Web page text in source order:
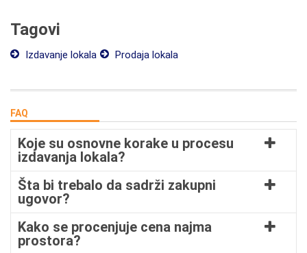
Tagovi
Izdavanje lokala Prodaja lokala
FAQ
Koje su osnovne korake u procesu
izdavanja lokala?
Šta bi trebalo da sadrži zakupni
ugovor?
Kako se procenjuje cena najma
prostora?